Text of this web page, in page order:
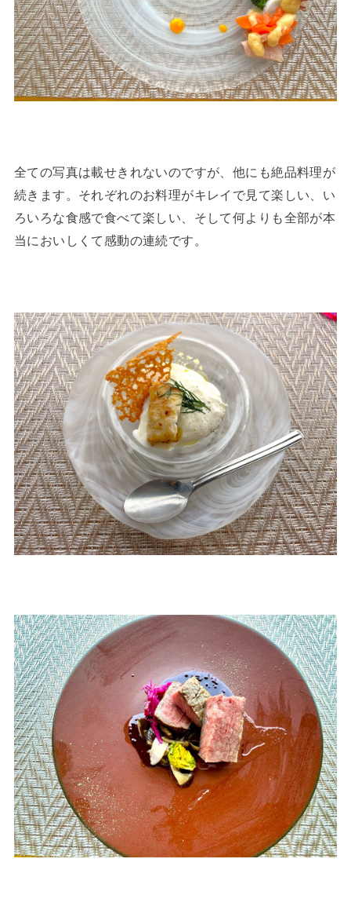
全ての写真は載せきれないのですが、他にも絶品料理が
続きます。それぞれのお料理がキレイで見て楽しい、い
ろいろな食感で食べて楽しい、そして何よりも全部が本
当においしくて感動の連続です。